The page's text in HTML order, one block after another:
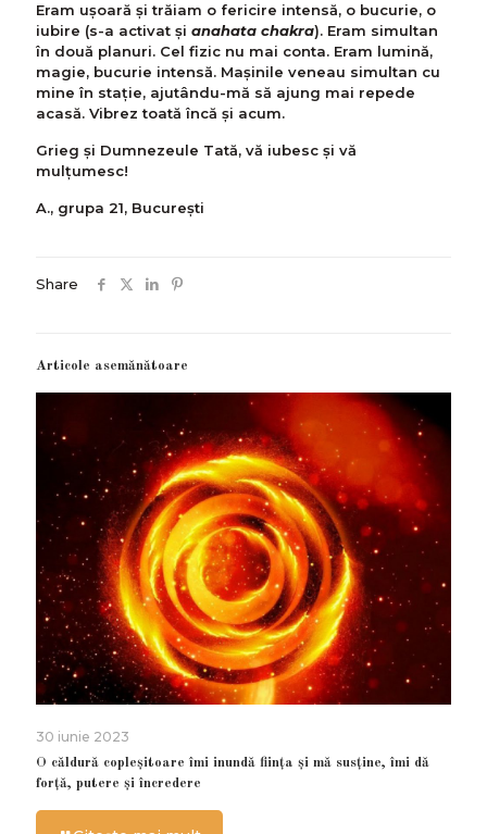
Eram ușoară și trăiam o fericire intensă, o bucurie, o
iubire (s-a activat și anahata chakra). Eram simultan
în două planuri. Cel fizic nu mai conta. Eram lumină,
magie, bucurie intensă. Mașinile veneau simultan cu
mine în stație, ajutându-mă să ajung mai repede
acasă. Vibrez toată încă și acum.
Grieg și Dumnezeule Tată, vă iubesc și vă
mulțumesc!
A., grupa 21, București
Share
Articole asemănătoare
30 iunie 2023
O căldură copleșitoare îmi inundă ființa și mă susține, îmi dă
forță, putere și încredere